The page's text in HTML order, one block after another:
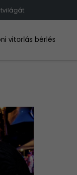
vitorlás bérlés